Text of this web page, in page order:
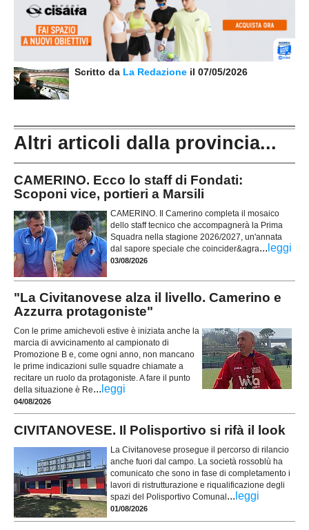
Scritto da La Redazione il 07/05/2026
Altri articoli dalla provincia...
CAMERINO. Ecco lo staff di Fondati:
Scoponi vice, portieri a Marsili
CAMERINO. Il Camerino completa il mosaico
dello staff tecnico che accompagnerà la Prima
Squadra nella stagione 2026/2027, un'annata
dal sapore speciale che coincider&agra... leggi
03/08/2026
"La Civitanovese alza il livello. Camerino e
Azzurra protagoniste"
Con le prime amichevoli estive è iniziata anche la
marcia di avvicinamento al campionato di
Promozione B e, come ogni anno, non mancano
le prime indicazioni sulle squadre chiamate a
recitare un ruolo da protagoniste. A fare il punto
della situazione è Re... leggi
04/08/2026
CIVITANOVESE. Il Polisportivo si rifà il look
La Civitanovese prosegue il percorso di rilancio
anche fuori dal campo. La società rossoblù ha
comunicato che sono in fase di completamento i
lavori di ristrutturazione e riqualificazione degli
spazi del Polisportivo Comunal ... leggi
01/08/2026